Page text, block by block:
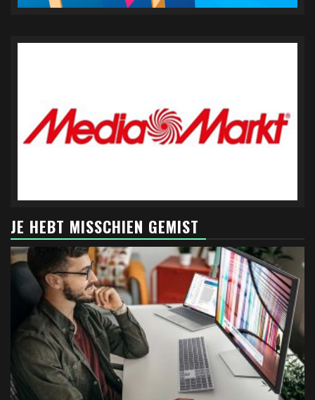
JE HEBT MISSCHIEN GEMIST